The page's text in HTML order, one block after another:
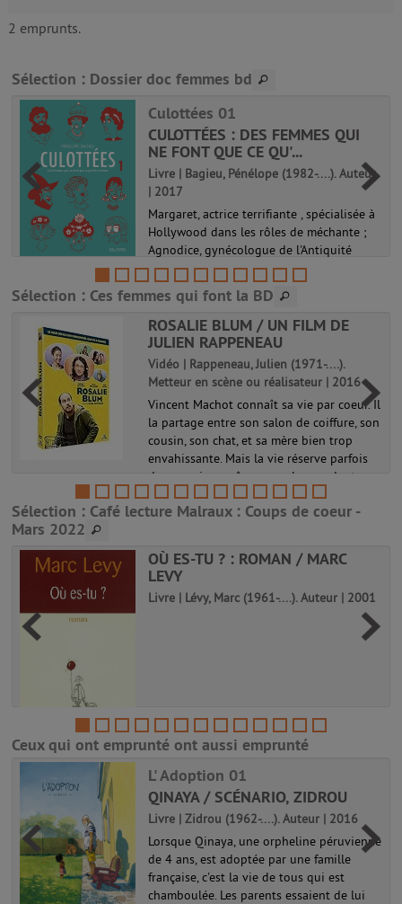
2 emprunts.
Sélection : Dossier doc femmes bd
Culottées 01
CULOTTÉES : DES FEMMES QUI
NE FONT QUE CE QU'...
Livre | Bagieu, Pénélope (1982-....). Auteur
| 2017
Margaret, actrice terrifiante , spécialisée à
Hollywood dans les rôles de méchante ;
Agnodice, gynécologue de l'Antiquité
grecque qui dut se déguiser en homme
pour exercer ; Lozen, femme apache,
guerrière et chamane ; Annette, sir...
Culottées 01
Sélection : Ces femmes qui font la BD
ROSALIE BLUM / UN FILM DE
JULIEN RAPPENEAU
Vidéo | Rappeneau, Julien (1971-....).
Metteur en scène ou réalisateur | 2016
Vincent Machot connaît sa vie par coeur. Il
la partage entre son salon de coiffure, son
cousin, son chat, et sa mère bien trop
envahissante. Mais la vie réserve parfois
des surprises, même aux plus prudents...
Un jour, il croise p...
Sélection : Café lecture Malraux : Coups de coeur -
Mars 2022
OÙ ES-TU ? : ROMAN / MARC
LEVY
Livre | Lévy, Marc (1961-....). Auteur | 2001
Ceux qui ont emprunté ont aussi emprunté
L' Adoption 01
QINAYA / SCÉNARIO, ZIDROU
Livre | Zidrou (1962-....). Auteur | 2016
Lorsque Qinaya, une orpheline péruvienne
de 4 ans, est adoptée par une famille
française, c'est la vie de tous qui est
chamboulée. Les parents essaient de lui